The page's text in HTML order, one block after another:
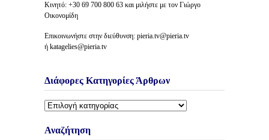
Κινητό: +30 69 700 800 63 και μιλήστε με τον Γιώργο
Οικονομίδη
Επικοινωνήστε στην διεύθυνση: pieria.tv@pieria.tv
ή katagelies@pieria.tv
Διάφορες Κατηγορίες Άρθρων
Διάφορες
Άρθρων
Αναζήτηση